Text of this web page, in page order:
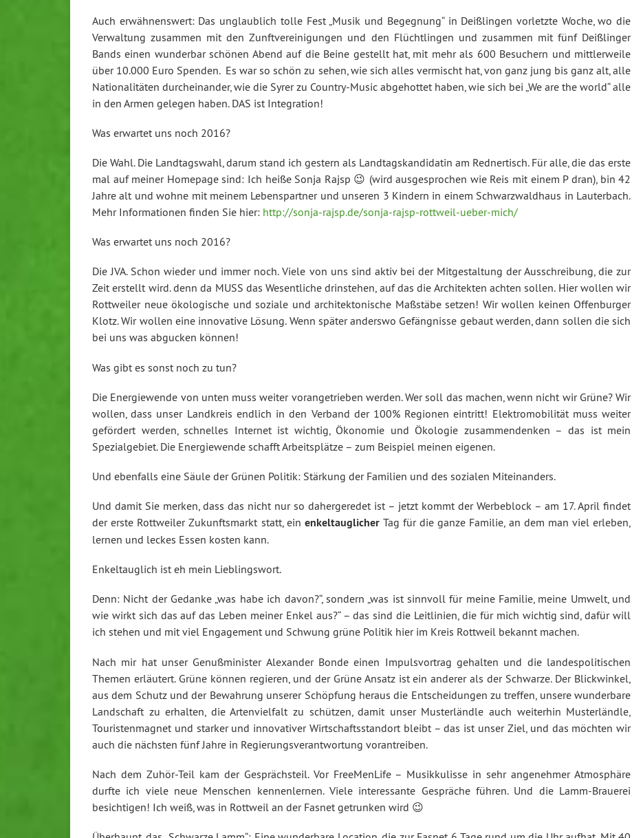
Auch erwähnenswert: Das unglaublich tolle Fest „Musik und Begegnung“ in Deißlingen vorletzte Woche, wo die
Verwaltung zusammen mit den Zunftvereinigungen und den Flüchtlingen und zusammen mit fünf Deißlinger
Bands einen wunderbar schönen Abend auf die Beine gestellt hat, mit mehr als 600 Besuchern und mittlerweile
über 10.000 Euro Spenden. Es war so schön zu sehen, wie sich alles vermischt hat, von ganz jung bis ganz alt, alle
Nationalitäten durcheinander, wie die Syrer zu Country-Music abgehottet haben, wie sich bei „We are the world“ alle
in den Armen gelegen haben. DAS ist Integration!
Was erwartet uns noch 2016?
Die Wahl. Die Landtagswahl, darum stand ich gestern als Landtagskandidatin am Rednertisch. Für alle, die das erste
mal auf meiner Homepage sind: Ich heiße Sonja Rajsp 😉 (wird ausgesprochen wie Reis mit einem P dran), bin 42
Jahre alt und wohne mit meinem Lebenspartner und unseren 3 Kindern in einem Schwarzwaldhaus in Lauterbach.
Mehr Informationen finden Sie hier: http://sonja-rajsp.de/sonja-rajsp-rottweil-ueber-mich/
Was erwartet uns noch 2016?
Die JVA. Schon wieder und immer noch. Viele von uns sind aktiv bei der Mitgestaltung der Ausschreibung, die zur
Zeit erstellt wird. denn da MUSS das Wesentliche drinstehen, auf das die Architekten achten sollen. Hier wollen wir
Rottweiler neue ökologische und soziale und architektonische Maßstäbe setzen! Wir wollen keinen Offenburger
Klotz. Wir wollen eine innovative Lösung. Wenn später anderswo Gefängnisse gebaut werden, dann sollen die sich
bei uns was abgucken können!
Was gibt es sonst noch zu tun?
Die Energiewende von unten muss weiter vorangetrieben werden. Wer soll das machen, wenn nicht wir Grüne? Wir
wollen, dass unser Landkreis endlich in den Verband der 100% Regionen eintritt! Elektromobilität muss weiter
gefördert werden, schnelles Internet ist wichtig, Ökonomie und Ökologie zusammendenken – das ist mein
Spezialgebiet. Die Energiewende schafft Arbeitsplätze – zum Beispiel meinen eigenen.
Und ebenfalls eine Säule der Grünen Politik: Stärkung der Familien und des sozialen Miteinanders.
Und damit Sie merken, dass das nicht nur so dahergeredet ist – jetzt kommt der Werbeblock – am 17. April findet
der erste Rottweiler Zukunftsmarkt statt, ein enkeltauglicherTag für die ganze Familie, an dem man viel erleben,
lernen und leckes Essen kosten kann.
Enkeltauglich ist eh mein Lieblingswort.
Denn: Nicht der Gedanke „was habe ich davon?“, sondern „was ist sinnvoll für meine Familie, meine Umwelt, und
wie wirkt sich das auf das Leben meiner Enkel aus?“ – das sind die Leitlinien, die für mich wichtig sind, dafür will
ich stehen und mit viel Engagement und Schwung grüne Politik hier im Kreis Rottweil bekannt machen.
Nach mir hat unser Genußminister Alexander Bonde einen Impulsvortrag gehalten und die landespolitischen
Themen erläutert. Grüne können regieren, und der Grüne Ansatz ist ein anderer als der Schwarze. Der Blickwinkel,
aus dem Schutz und der Bewahrung unserer Schöpfung heraus die Entscheidungen zu treffen, unsere wunderbare
Landschaft zu erhalten, die Artenvielfalt zu schützen, damit unser Musterländle auch weiterhin Musterländle,
Touristenmagnet und starker und innovativer Wirtschaftsstandort bleibt – das ist unser Ziel, und das möchten wir
auch die nächsten fünf Jahre in Regierungsverantwortung vorantreiben.
Nach dem Zuhör-Teil kam der Gesprächsteil. Vor FreeMenLife – Musikkulisse in sehr angenehmer Atmosphäre
durfte ich viele neue Menschen kennenlernen. Viele interessante Gespräche führen. Und die Lamm-Brauerei
besichtigen! Ich weiß, was in Rottweil an der Fasnet getrunken wird 😉